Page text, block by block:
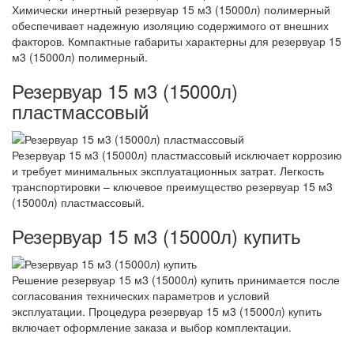
Химически инертный резервуар 15 м3 (15000л) полимерный
обеспечивает надежную изоляцию содержимого от внешних
факторов. Компактные габариты характерны для резервуар 15
м3 (15000л) полимерный.
Резервуар 15 м3 (15000л)
пластмассовый
Резервуар 15 м3 (15000л) пластмассовый исключает коррозию
и требует минимальных эксплуатационных затрат. Легкость
транспортировки – ключевое преимущество резервуар 15 м3
(15000л) пластмассовый.
Резервуар 15 м3 (15000л) купить
Решение резервуар 15 м3 (15000л) купить принимается после
согласования технических параметров и условий
эксплуатации. Процедура резервуар 15 м3 (15000л) купить
включает оформление заказа и выбор комплектации.